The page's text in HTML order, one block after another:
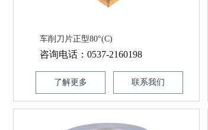
车削刀片正型80°(C)
咨询电话：0537-2160198
了解更多 联系我们